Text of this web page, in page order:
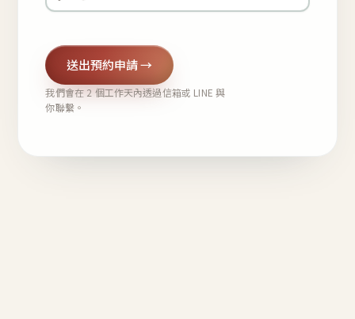
送出預約申請 →
我們會在 2 個工作天內透過信箱或 LINE 與
你聯繫。